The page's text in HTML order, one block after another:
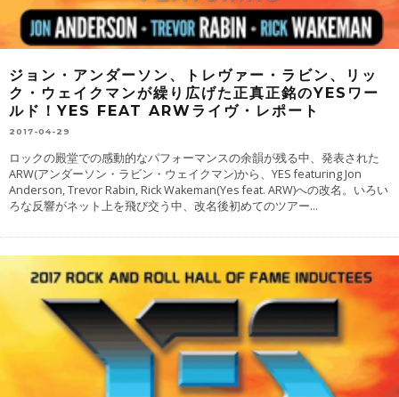
ジョン・アンダーソン、トレヴァー・ラビン、リッ
ク・ウェイクマンが繰り広げた正真正銘のYESワー
ルド！YES FEAT ARWライヴ・レポート
2017-04-29
ロックの殿堂での感動的なパフォーマンスの余韻が残る中、発表された
ARW(アンダーソン・ラビン・ウェイクマン)から、YES featuring Jon
Anderson, Trevor Rabin, Rick Wakeman(Yes feat. ARW)への改名。いろい
ろな反響がネット上を飛び交う中、改名後初めてのツアー...